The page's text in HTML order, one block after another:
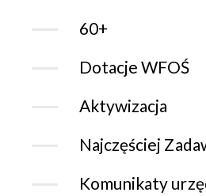
60+
Dotacje WFOŚ
Aktywizacja
Najczęściej
Komunikaty